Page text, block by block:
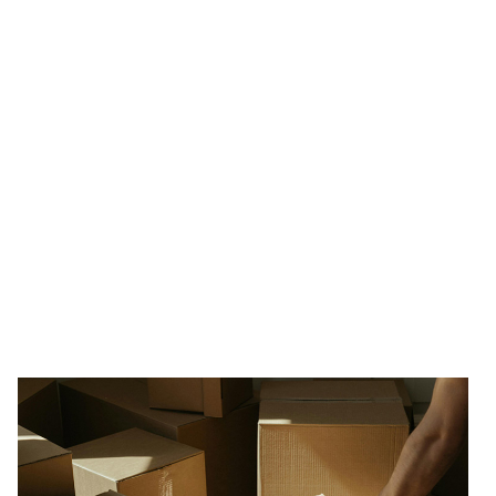
Unga
storstadsbor
flyttar
hemifrån